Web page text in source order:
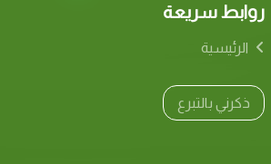
روابط سريعة
الرئيسية
ذكرني بالتبرع